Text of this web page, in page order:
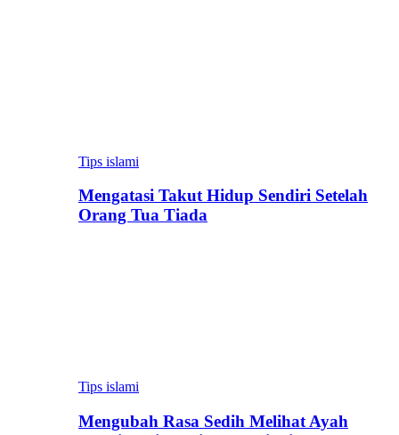
Tips islami
Mengatasi Takut Hidup Sendiri Setelah
Orang Tua Tiada
Tips islami
Mengubah Rasa Sedih Melihat Ayah